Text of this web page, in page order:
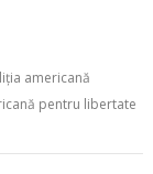
americană
pentru libertate